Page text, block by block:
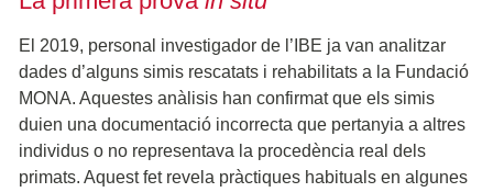
El 2019, personal investigador de l’IBE ja van analitzar
dades d’alguns simis rescatats i rehabilitats a la Fundació
MONA. Aquestes anàlisis han confirmat que els simis
duien una documentació incorrecta que pertanyia a altres
individus o no representava la procedència real dels
primats. Aquest fet revela pràctiques habituals en algunes